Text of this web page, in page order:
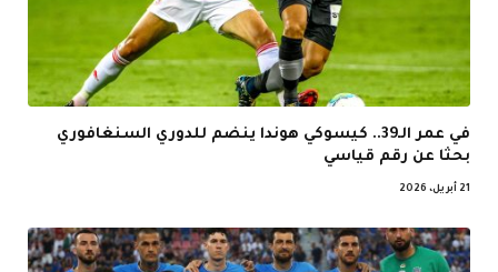
في عمر الـ39.. كيسوكي هوندا ينضم للدوري السنغافوري
بحثا عن رقم قياسي
21 أبريل، 2026